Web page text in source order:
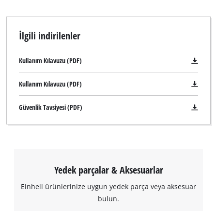
İlgili indirilenler
Kullanım Kılavuzu (PDF)
Kullanım Kılavuzu (PDF)
Güvenlik Tavsiyesi (PDF)
Yedek parçalar & Aksesuarlar
Einhell ürünlerinize uygun yedek parça veya aksesuar
bulun.